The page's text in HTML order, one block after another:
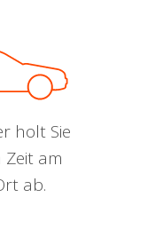
holt Sie
am
ab.